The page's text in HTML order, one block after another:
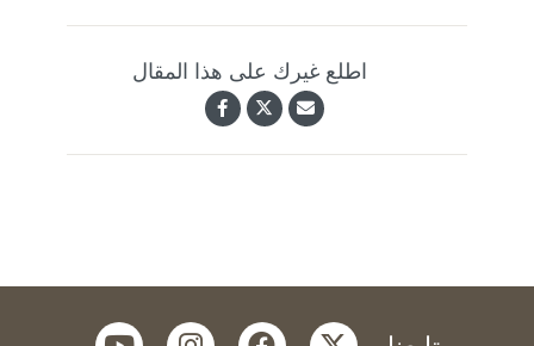
اطلع غيرك على هذا المقال